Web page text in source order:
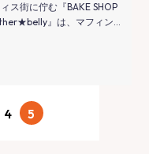
ス街に佇む『BAKE SHOP
』は、マフィン…
4 5